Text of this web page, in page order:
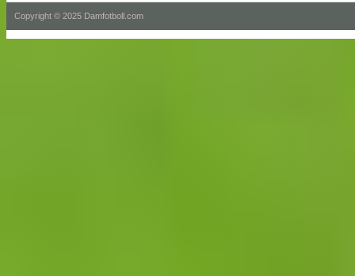
Copyright © 2025 Damfotboll.com